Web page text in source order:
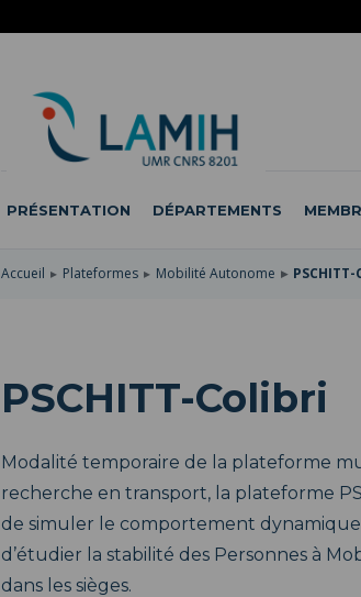
PRÉSENTATION DÉPARTEMENTS
Accueil Plateformes Mobilité Autonome
PSCHITT-Colibri
Modalité temporaire de la plateforme
recherche en transport, la plateforme
de simuler le comportement dynamique
d’étudier la stabilité des Personnes à
dans les sièges.